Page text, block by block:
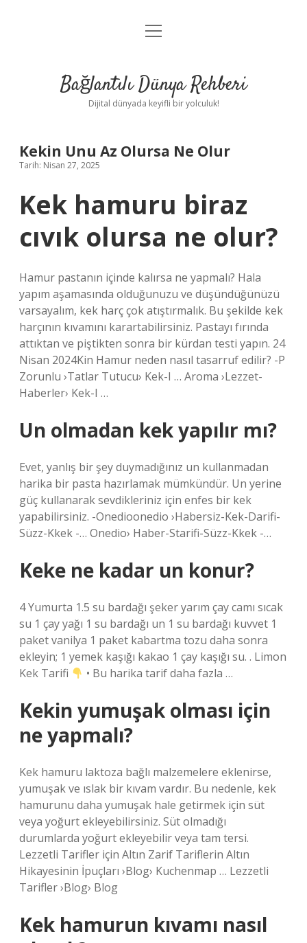
Anasayfa
Yasal Uyarı
menüyü
Bağlantılı Dünya Rehberi
Dijital dünyada keyifli bir yolculuk!
Kekin Unu Az Olursa Ne Olur
Tarih: Nisan 27, 2025
Kek hamuru biraz
cıvık olursa ne olur?
Hamur pastanın içinde kalırsa ne yapmalı? Hala
yapım aşamasında olduğunuzu ve düşündüğünüzü
varsayalım, kek harç çok atıştırmalık. Bu şekilde kek
harçının kıvamını karartabilirsiniz. Pastayı fırında
attıktan ve piştikten sonra bir kürdan testi yapın. 24
Nisan 2024Kin Hamur neden nasıl tasarruf edilir? -P
Zorunlu ›Tatlar Tutucu› Kek-I … Aroma ›Lezzet-
Haberler› Kek-I …
Un olmadan kek yapılır mı?
Evet, yanlış bir şey duymadığınız un kullanmadan
harika bir pasta hazırlamak mümkündür. Un yerine
güç kullanarak sevdikleriniz için enfes bir kek
yapabilirsiniz. -Onedioonedio ›Habersiz-Kek-Darifi-
Süzz-Kkek -… Onedio› Haber-Starifi-Süzz-Kkek -…
Keke ne kadar un konur?
4 Yumurta 1.5 su bardağı şeker yarım çay camı sıcak
su 1 çay yağı 1 su bardağı un 1 su bardağı kuvvet 1
paket vanilya 1 paket kabartma tozu daha sonra
ekleyin; 1 yemek kaşığı kakao 1 çay kaşığı su. . Limon
Kek Tarifi
• Bu harika tarif daha fazla …
Kekin yumuşak olması için
ne yapmalı?
Kek hamuru laktoza bağlı malzemelere eklenirse,
yumuşak ve ıslak bir kıvam vardır. Bu nedenle, kek
hamurunu daha yumuşak hale getirmek için süt
veya yoğurt ekleyebilirsiniz. Süt olmadığı
durumlarda yoğurt ekleyebilir veya tam tersi.
Lezzetli Tarifler için Altın Zarif Tariflerin Altın
Hikayesinin İpuçları ›Blog› Kuchenmap … Lezzetli
Tarifler ›Blog› Blog
Kek hamurun kıvamı nasıl